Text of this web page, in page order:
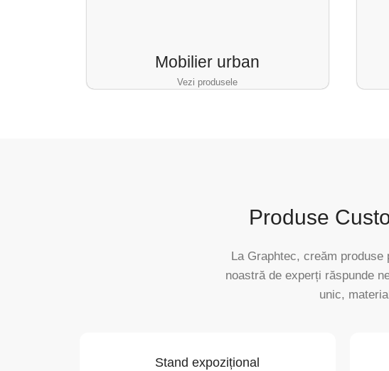
Mobilier urban
Vezi produsele
Produse
La Graphtec, creăm
noastră de experți răspunde
unic,
Stand expozițional